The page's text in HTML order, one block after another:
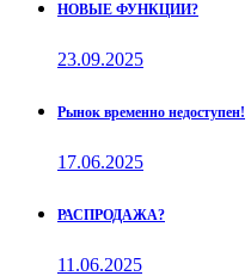
НОВЫЕ ФУНКЦИИ?
23.09.2025
Рынок временно недоступен!
17.06.2025
РАСПРОДАЖА?
11.06.2025